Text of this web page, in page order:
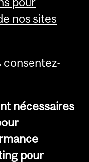
Hôpital
2B4
nos sites
consentez-
nécessaires
pour